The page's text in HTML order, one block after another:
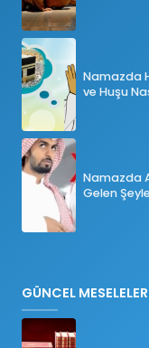
Namazda
ve Huşu
Namazda
Gelen
GÜNCEL MESELELER